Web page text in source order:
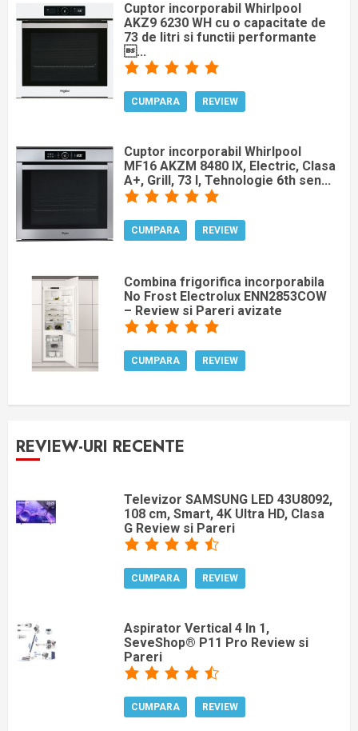
Cuptor incorporabil Whirlpool
AKZ9 6230 WH cu o capacitate de
73 de litri si functii performante
...
CUMPARA REVIEW
Cuptor incorporabil Whirlpool
MF16 AKZM 8480 IX, Electric, Clasa
A+, Grill, 73 l, Tehnologie 6th sen...
CUMPARA REVIEW
Combina frigorifica incorporabila
No Frost Electrolux ENN2853COW
– Review si Pareri avizate
CUMPARA REVIEW
REVIEW-URI RECENTE
Televizor SAMSUNG LED 43U8092,
108 cm, Smart, 4K Ultra HD, Clasa
G Review si Pareri
CUMPARA REVIEW
Aspirator Vertical 4 In 1,
SeveShop® P11 Pro Review si
Pareri
CUMPARA REVIEW